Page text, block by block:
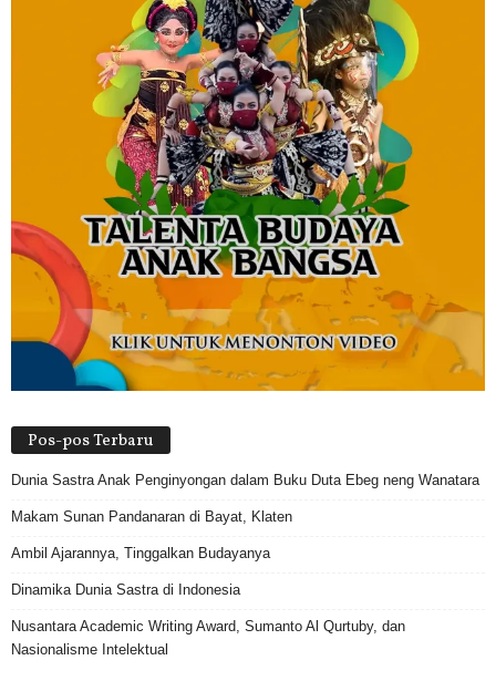
Pos-pos Terbaru
Dunia Sastra Anak Penginyongan dalam Buku Duta Ebeg neng Wanatara
Makam Sunan Pandanaran di Bayat, Klaten
Ambil Ajarannya, Tinggalkan Budayanya
Dinamika Dunia Sastra di Indonesia
Nusantara Academic Writing Award, Sumanto Al Qurtuby, dan
Nasionalisme Intelektual